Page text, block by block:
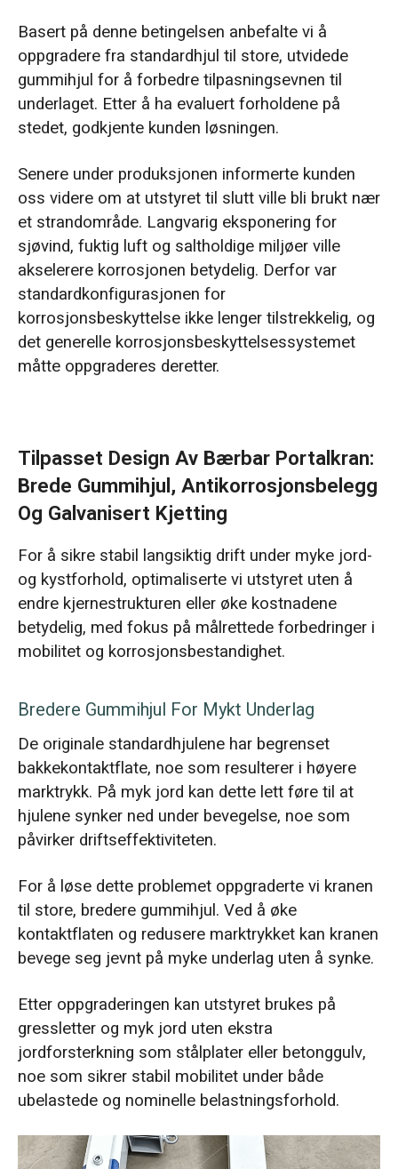
Basert på denne betingelsen anbefalte vi å
oppgradere fra standardhjul til store, utvidede
gummihjul for å forbedre tilpasningsevnen til
underlaget. Etter å ha evaluert forholdene på
stedet, godkjente kunden løsningen.
Senere under produksjonen informerte kunden
oss videre om at utstyret til slutt ville bli brukt nær
et strandområde. Langvarig eksponering for
sjøvind, fuktig luft og saltholdige miljøer ville
akselerere korrosjonen betydelig. Derfor var
standardkonfigurasjonen for
korrosjonsbeskyttelse ikke lenger tilstrekkelig, og
det generelle korrosjonsbeskyttelsessystemet
måtte oppgraderes deretter.
Tilpasset Design Av Bærbar Portalkran:
Brede Gummihjul, Antikorrosjonsbelegg
Og Galvanisert Kjetting
For å sikre stabil langsiktig drift under myke jord-
og kystforhold, optimaliserte vi utstyret uten å
endre kjernestrukturen eller øke kostnadene
betydelig, med fokus på målrettede forbedringer i
mobilitet og korrosjonsbestandighet.
Bredere Gummihjul For Mykt Underlag
De originale standardhjulene har begrenset
bakkekontaktflate, noe som resulterer i høyere
marktrykk. På myk jord kan dette lett føre til at
hjulene synker ned under bevegelse, noe som
påvirker driftseffektiviteten.
For å løse dette problemet oppgraderte vi kranen
til store, bredere gummihjul. Ved å øke
kontaktflaten og redusere marktrykket kan kranen
bevege seg jevnt på myke underlag uten å synke.
Etter oppgraderingen kan utstyret brukes på
gressletter og myk jord uten ekstra
jordforsterkning som stålplater eller betonggulv,
noe som sikrer stabil mobilitet under både
ubelastede og nominelle belastningsforhold.